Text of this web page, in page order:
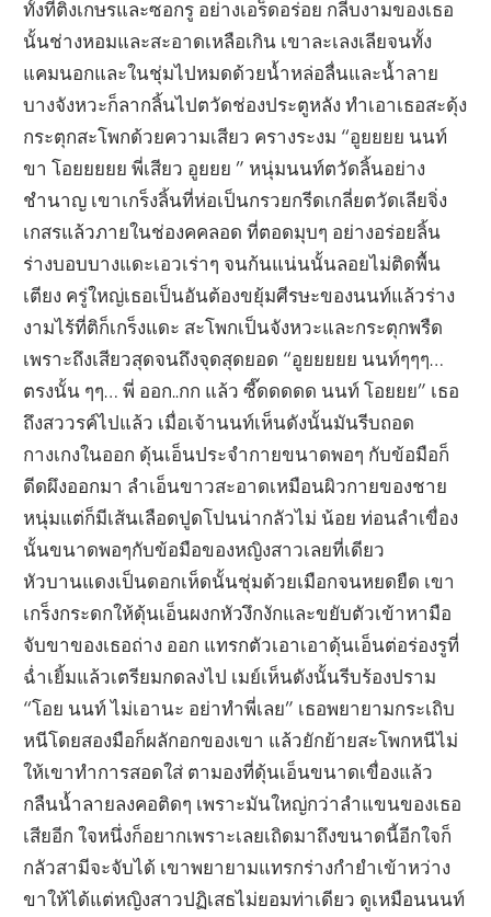
ทั้งที่ติ่งเกษรและซอกรู อย่างเอร็ดอร่อย กลีบงามของเธอ
นั้นช่างหอมและสะอาดเหลือเกิน เขาละเลงเลียจนทั้ง
แคมนอกและในชุ่มไปหมดด้วยน้ำหล่อลื่นและน้ำลาย
บางจังหวะก็ลากลิ้นไปตวัดช่องประตูหลัง ทำเอาเธอสะดุ้ง
กระตุกสะโพกด้วยความเสียว ครางระงม “อูยยยย นนท์
ขา โอยยยยย พี่เสียว อูยยย ” หนุ่มนนท์ตวัดลิ้นอย่าง
ชำนาญ เขาเกร็งลิ้นที่ห่อเป็นกรวยกรีดเกลี่ยตวัดเลียจิ่ง
เกสรแล้วภายในช่องคคลอด ที่ตอดมุบๆ อย่างอร่อยลิ้น
ร่างบอบบางแดะเอวเร่าๆ จนก้นแน่นนั้นลอยไม่ติดพื้น
เตียง ครู่ใหญ่เธอเป็นอันต้องขยุ้มศีรษะของนนท์แล้วร่าง
งามไร้ที่ติก็เกร็งแดะ สะโพกเป็นจังหวะและกระตุกพรืด
เพราะถึงเสียวสุดจนถึงจุดสุดยอด “อูยยยยย นนท์ๆๆๆ…
ตรงนั้น ๆๆ… พี่ ออก..กก แล้ว ซี๊ดดดดด นนท์ โอยยย” เธอ
ถึงสววรค์ไปแล้ว เมื่อเจ้านนท์เห็นดังนั้นมันรีบถอด
กางเกงในออก ดุ้นเอ็นประจำกายขนาดพอๆ กับข้อมือก็
ดีดผึงออกมา ลำเอ็นขาวสะอาดเหมือนผิวกายของชาย
หนุ่มแต่ก็มีเส้นเลือดปูดโปนน่ากลัวไม่ น้อย ท่อนลำเขื่อง
นั้นขนาดพอๆกับข้อมือของหญิงสาวเลยที่เดียว
หัวบานแดงเป็นดอกเห็ดนั้นชุ่มด้วยเมือกจนหยดยืด เขา
เกร็งกระดกให้ดุ้นเอ็นผงกหัวงึกงักและขยับตัวเข้าหามือ
จับขาของเธอถ่าง ออก แทรกตัวเอาเอาดุ้นเอ็นต่อร่องรูที่
ฉ่ำเยิ้มแล้วเตรียมกดลงไป เมย์เห็นดังนั้นรีบร้องปราม
“โอย นนท์ ไม่เอานะ อย่าทำพี่เลย” เธอพยายามกระเถิบ
หนีโดยสองมือก็ผลักอกของเขา แล้วยักย้ายสะโพกหนีไม่
ให้เขาทำการสอดใส่ ตามองที่ดุ้นเอ็นขนาดเขื่องแล้ว
กลืนน้ำลายลงคอติดๆ เพราะมันใหญ่กว่าลำแขนของเธอ
เสียอีก ใจหนึ่งก็อยากเพราะเลยเถิดมาถึงขนาดนี้อีกใจก็
กลัวสามีจะจับได้ เขาพยายามแทรกร่างกำยำเข้าหว่าง
ขาให้ได้แต่หญิงสาวปฏิเสธไม่ยอมท่าเดียว ดูเหมือนนนท์